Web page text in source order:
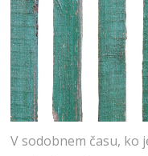
V sodobnem času, ko